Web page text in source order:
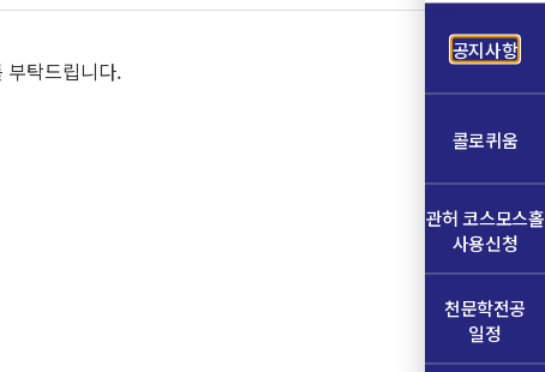
부탁드립니다.
공지사항
콜로퀴움
관허 코스모스홀
사용신청
천문학전공
일정